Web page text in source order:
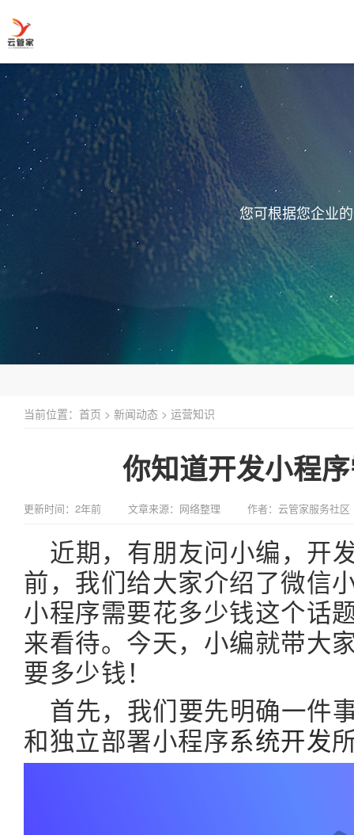
您可根据您企业
当前位置： 首页 > 新闻动态 > 运营知识
你知道开发小程
更新时间：2年前 文章来源：网络整理 作者：云管家服务社区
近期，有朋友问小编，开
前，我们给大家介绍了微信
小程序需要花多少钱这个话
来看待。今天，小编就带大
要多少钱！
首先，我们要先明确一件
和独立部署小程序系统开发